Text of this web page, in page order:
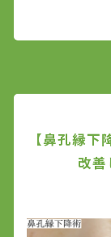
【鼻孔縁
改